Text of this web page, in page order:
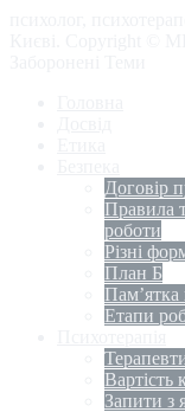
Договір
Правила
роботи
Різні
План Б
Пам’ятка
Етапи
Вартість
Запити